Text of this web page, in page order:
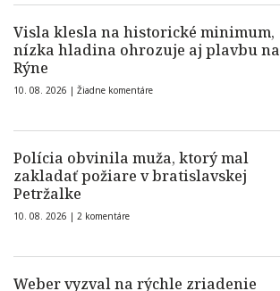
Visla klesla na historické minimum,
nízka hladina ohrozuje aj plavbu na
Rýne
10. 08. 2026 | Žiadne komentáre
Polícia obvinila muža, ktorý mal
zakladať požiare v bratislavskej
Petržalke
10. 08. 2026 | 2 komentáre
Weber vyzval na rýchle zriadenie